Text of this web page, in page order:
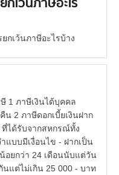
เว้นภาษีอะไร
กเว้นภาษีอะไรบ้าง
1 ภาษีเงินได้บุคคล
2 ภาษีดอกเบี้ยเงินฝาก
ได้รับจากสหกรณ์ทั้ง
แบบมีเงื่อนไข - ฝากเป็น
อยกว่า 24 เดือนนับแต่วัน
นแต่ไม่เกิน 25 000 - บาท